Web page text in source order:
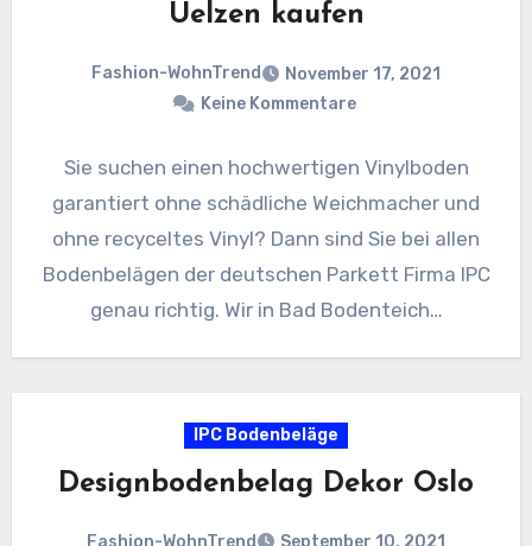
Uelzen kaufen
Fashion-WohnTrend
November 17, 2021
Keine Kommentare
Sie suchen einen hochwertigen Vinylboden
garantiert ohne schädliche Weichmacher und
ohne recyceltes Vinyl? Dann sind Sie bei allen
Bodenbelägen der deutschen Parkett Firma IPC
genau richtig. Wir in Bad Bodenteich…
IPC Bodenbeläge
Designbodenbelag Dekor Oslo
Fashion-WohnTrend